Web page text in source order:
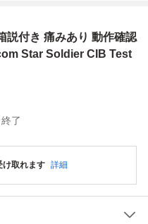
カセット
説付き 痛みあり 動作確認
Star Soldier CIB Test
終了
け取れます 詳細